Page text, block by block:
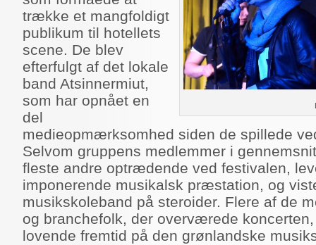
trække et mangfoldigt
publikum til hotellets
scene. De blev
efterfulgt af det lokale
band Atsinnermiut,
som har opnået en
del
medieopmærksomhed siden de spillede
Selvom gruppens medlemmer i
fleste andre optrædende ved festivalen,
imponerende musikalsk præstation, og
musikskoleband på steroider. Flere af de
og branchefolk, der overværede
lovende fremtid på den grønlandske